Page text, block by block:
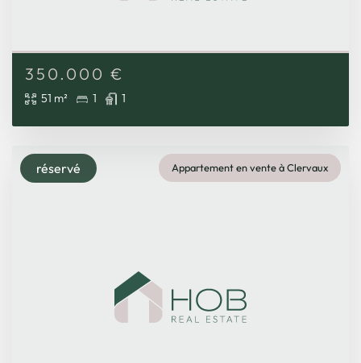
350.000 €
51 m² 1 1
réservé Appartement en vente à Clervaux